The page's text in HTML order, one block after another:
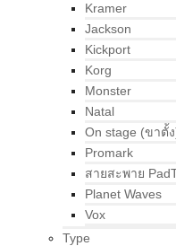
Kramer
Jackson
Kickport
Korg
Monster
Natal
On stage (ขาตั้
Promark
สายสะพาย
Planet Waves
Vox
Type